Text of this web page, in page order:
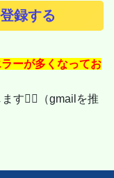
録する
ーが多くなってお
す🙇‍♂️（gmailを推